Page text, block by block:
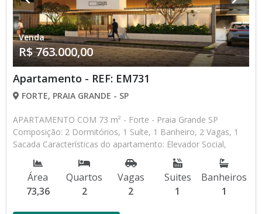
Venda
R$ 763.000,00
Apartamento - REF: EM731
FORTE, PRAIA GRANDE - SP
APARTAMENTO COM 73 m² - Forte - Praia Grande SP
Composição: 2 Dormitórios, 1 Suíte, 1 Banheiro, 2 Vagas, 1
Sacada Características do apartamento: Elevador Social,
Piscina, Salão de Jogos, Salão de Festas, Espaço Kids, Espaço
Gourmet, Academia, Churrasqueira Lançamento, Em Obras *
Os valores e disponibilidade podem ser alterados sem prévio
aviso. Favor verificar entrando em contato com nossa equipe
Área
73,36
Quartos
2
Vagas
2
Suites
1
Banheiros
1